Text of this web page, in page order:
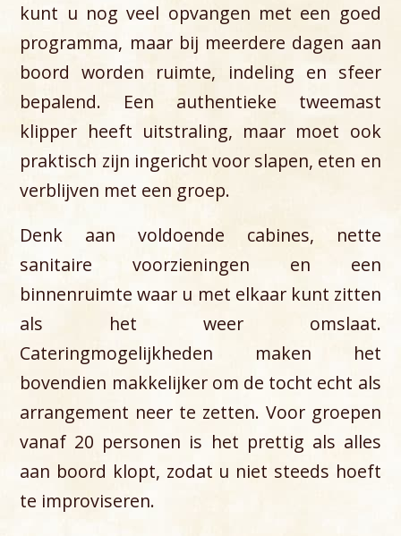
kunt u nog veel opvangen met een goed
programma, maar bij meerdere dagen aan
boord worden ruimte, indeling en sfeer
bepalend. Een authentieke tweemast
klipper heeft uitstraling, maar moet ook
praktisch zijn ingericht voor slapen, eten en
verblijven met een groep.
Denk aan voldoende cabines, nette
sanitaire voorzieningen en een
binnenruimte waar u met elkaar kunt zitten
als het weer omslaat.
Cateringmogelijkheden maken het
bovendien makkelijker om de tocht echt als
arrangement neer te zetten. Voor groepen
vanaf 20 personen is het prettig als alles
aan boord klopt, zodat u niet steeds hoeft
te improviseren.